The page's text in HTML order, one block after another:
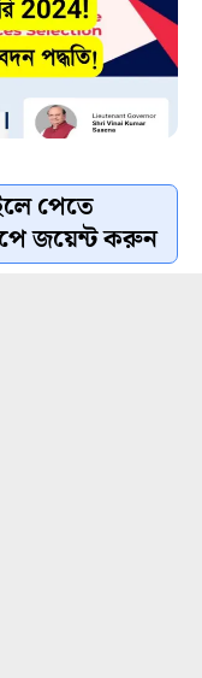
পেতে
জয়েন্ট করুন